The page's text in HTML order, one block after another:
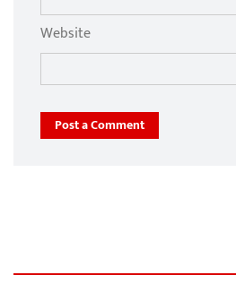
Website
Post a Comment